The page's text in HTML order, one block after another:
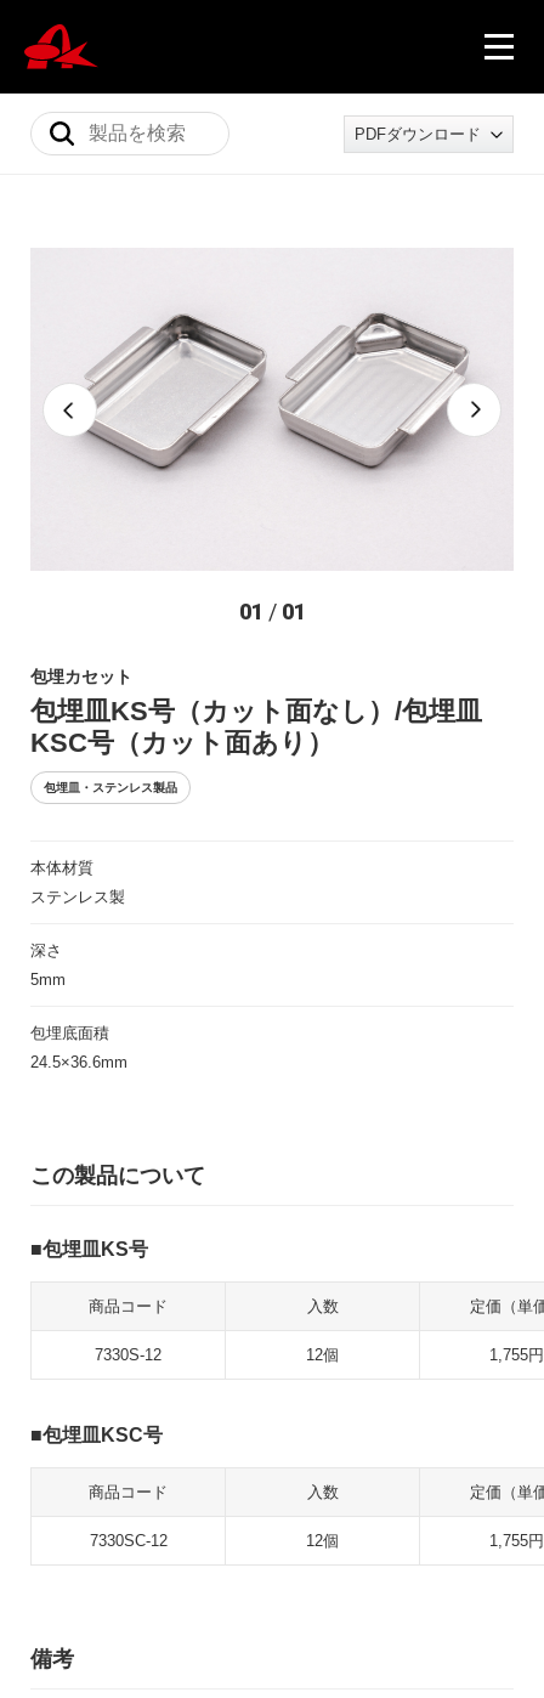
会社概要
PDFダウンロード
01 / 01
包埋カセット
包埋皿KS号（カット面なし）/包埋皿
KSC号（カット面あり）
包埋皿・ステンレス製品
本体材質
ステンレス製
深さ
5mm
包埋底面積
24.5×36.6mm
この製品について
包埋皿KS号
商品コード 入数 定価（単
7330S-12 12個 1,755円
包埋皿KSC号
商品コード 入数 定価（単
7330SC-12 12個 1,755円
備考